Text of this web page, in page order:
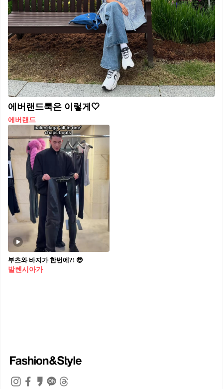
에버랜드룩은 이렇게🤍
에버랜드
부츠와 바지가 한번에?! 😎
발렌시아가